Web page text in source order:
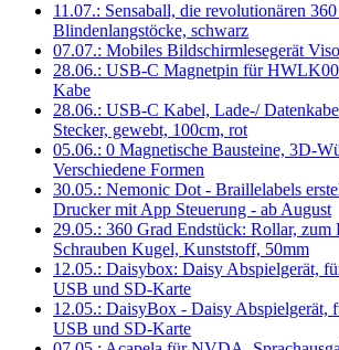
11.07.: Sensaball, die revolutionären
Blindenlangstöcke, schwarz
07.07.: Mobiles Bildschirmlesegerät
28.06.: USB-C Magnetpin für
Kabe
28.06.: USB-C Kabel, Lade-/
Stecker, gewebt, 100cm, rot
05.06.: 0 Magnetische Bausteine, 3D-
Verschiedene Formen
30.05.: Nemonic Dot - Braillelabels
Drucker mit App Steuerung - ab August
29.05.: 360 Grad Endstück: Rollar, zum
Schrauben Kugel, Kunststoff, 50mm
12.05.: Daisybox: Daisy Abspielgerät,
USB und SD-Karte
12.05.: DaisyBox - Daisy Abspielgerät,
USB und SD-Karte